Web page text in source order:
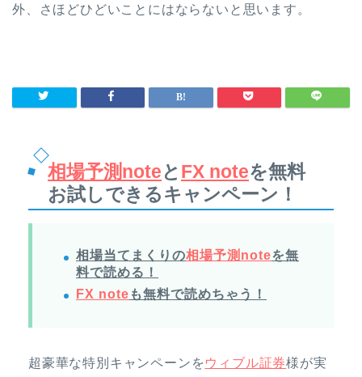
外、さほどひどいことにはならないと思います。
相場予測noteとFX noteを無料
お試しできるキャンペーン！
相場当てまくりの相場予測noteを無
料で読める！
FX note も無料で読めちゃう！
超豪華な特別キャンペーンを ウィブル証券様が実